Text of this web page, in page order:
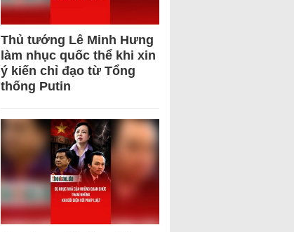
Thủ tướng Lê Minh Hưng
làm nhục quốc thể khi xin
ý kiến chỉ đạo từ Tổng
thống Putin